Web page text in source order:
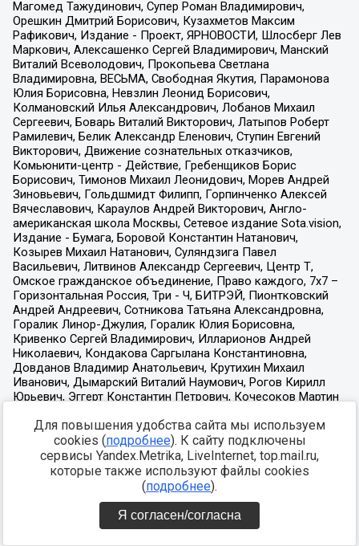
Для повышения удобства сайта мы используем
cookies (подробнее). К сайту подключены
сервисы Yandex.Metrika, LiveInternet, top.mail.ru,
которые также используют файлы cookies
(подробнее).
Я согласен/согласна